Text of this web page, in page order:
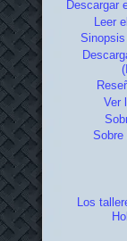
Descargar
Leer
Ver
Sobre
Los